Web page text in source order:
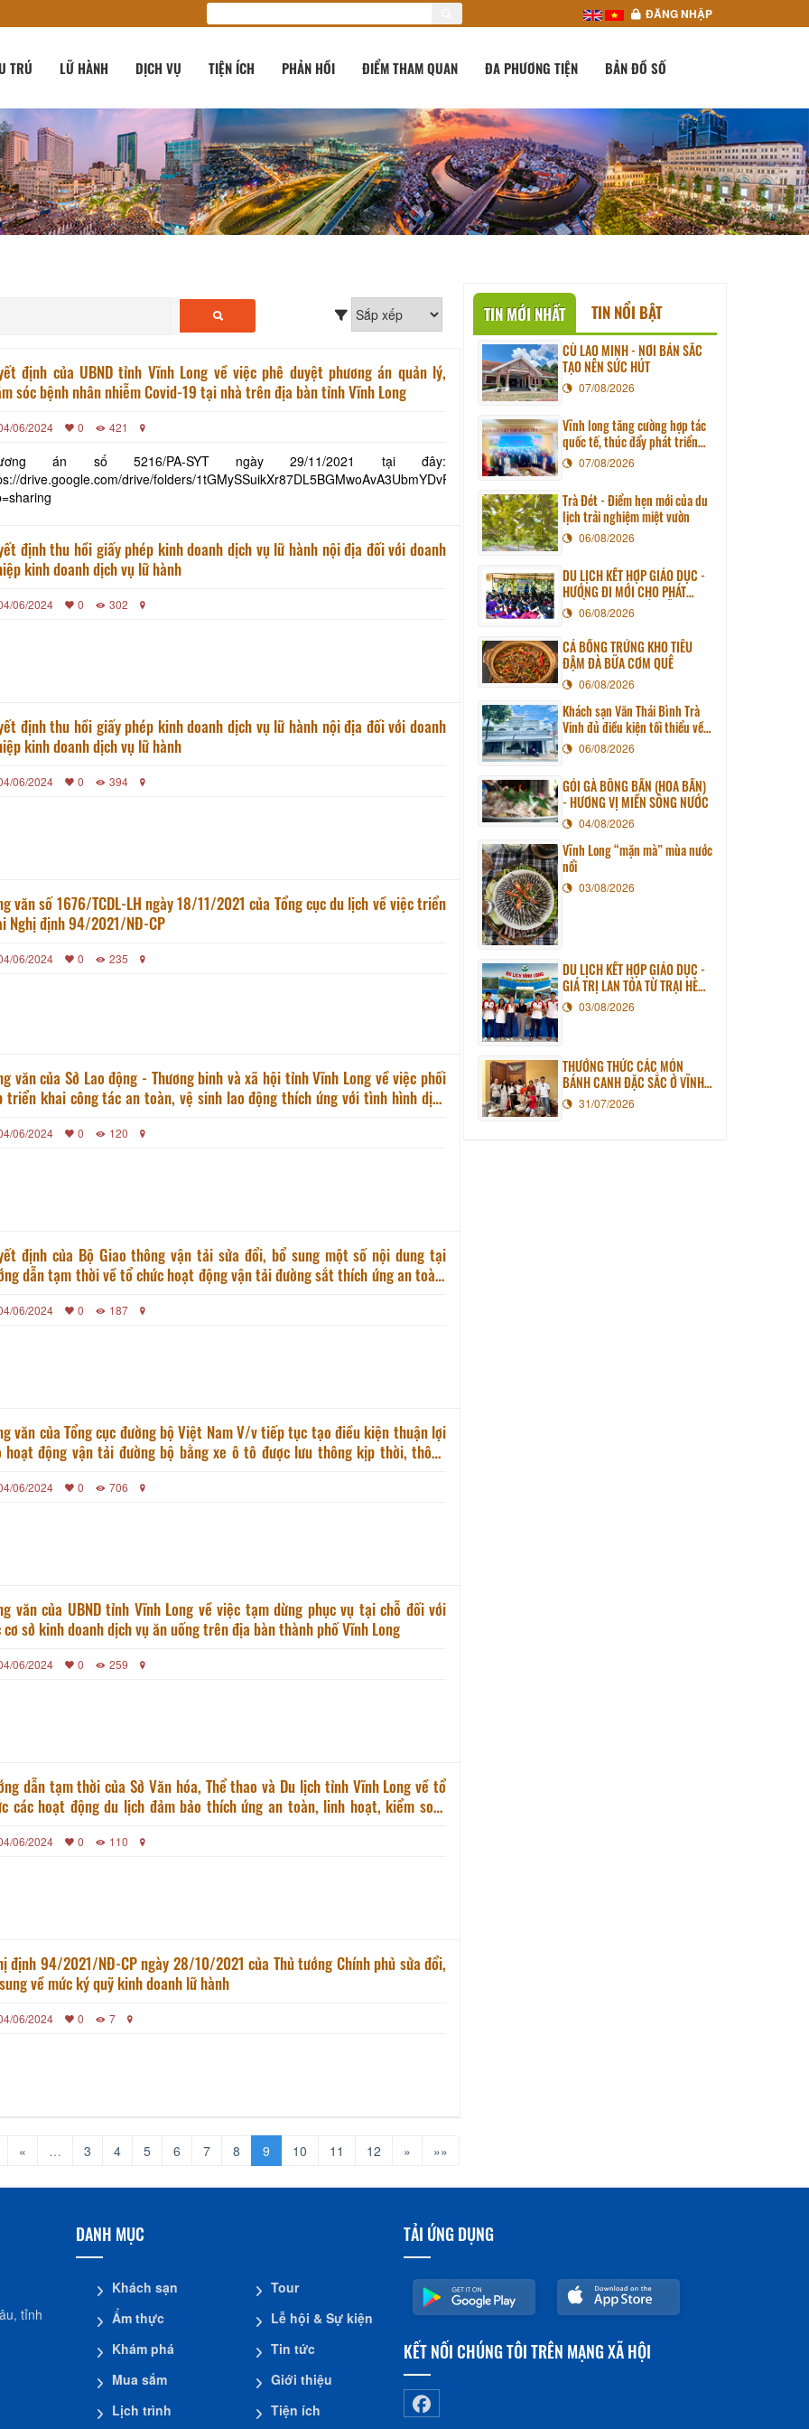
ĐĂNG NHẬP
TRÚ LỮ HÀNH DỊCH VỤ TIỆN ÍCH PHẢN HỒI ĐIỂM THAM QUAN ĐA PHƯƠNG TIỆN BẢN ĐỒ SỐ
định của UBND tỉnh Vĩnh Long về việc phê duyệt phương án quản lý,
sóc bệnh nhân nhiễm Covid-19 tại nhà trên địa bàn tỉnh Vĩnh Long
06/2024 0 421
án số 5216/PA-SYT ngày 29/11/2021 tại đây:
drive.google.com/drive/folders/1tGMySSuikXr87DL5BGMwoAvA3UbmYDvR?
định thu hồi giấy phép kinh doanh dịch vụ lữ hành nội địa đối với doanh
kinh doanh dịch vụ lữ hành
06/2024 0 302
định thu hồi giấy phép kinh doanh dịch vụ lữ hành nội địa đối với doanh
kinh doanh dịch vụ lữ hành
06/2024 0 394
văn số 1676/TCDL-LH ngày 18/11/2021 của Tổng cục du lịch về việc triển
Nghị định 94/2021/NĐ-CP
06/2024 0 235
văn của Sở Lao động - Thương binh và xã hội tỉnh Vĩnh Long về việc phối
khai công tác an toàn, vệ sinh lao động thích ứng với tình hình dịch
06/2024 0 120
định của Bộ Giao thông vận tải sửa đổi, bổ sung một số nội dung tại
dẫn tạm thời về tổ chức hoạt động vận tải đường sắt thích ứng an toàn,
QĐ- BGTVT ngày 20 tháng 10 năm 2021 của Bộ trưởng Bộ Giao thông
06/2024 0 187
văn của Tổng cục đường bộ Việt Nam V/v tiếp tục tạo điều kiện thuận lợi
xe ô tô được lưu thông kịp thời, thông
Covid – 19
06/2024 0 706
văn của UBND tỉnh Vĩnh Long về việc tạm dừng phục vụ tại chỗ đối với
các cơ sở kinh doanh dịch vụ ăn uống trên địa bàn thành phố Vĩnh Long
06/2024 0 259
dẫn tạm thời của Sở Văn hóa, Thể thao và Du lịch tỉnh Vĩnh Long về tổ
các hoạt động du lịch đảm bảo thích ứng an toàn, linh hoạt, kiểm soát
06/2024 0 110
định 94/2021/NĐ-CP ngày 28/10/2021 của Thủ tướng Chính phủ sửa đổi,
về mức ký quỹ kinh doanh lữ hành
06/2024 0 7
« … 3 4 5 6 7 8 9 10 11 12 » »»
TIN MỚI NHẤT TIN NỔI BẬT
CÙ LAO MINH - NƠI BẢN SẮC
TẠO NÊN SỨC HÚT
07/08/2026
Vĩnh long tăng cường hợp tác
quốc tế, thúc đẩy phát triển
du lịch qua chương trình làm
việc với đoàn công tác huyện
Sunchang (Hàn quốc)
07/08/2026
Trà Đét - Điểm hẹn mới của du
lịch trải nghiệm miệt vườn
06/08/2026
DU LỊCH KẾT HỢP GIÁO DỤC -
HƯỚNG ĐI MỚI CHO PHÁT
TRIỂN DU LỊCH BỀN VỮNG
06/08/2026
CÁ BỐNG TRỨNG KHO TIÊU
ĐẬM ĐÀ BỮA CƠM QUÊ
06/08/2026
Khách sạn Văn Thái Bình Trà
Vinh đủ điều kiện tối thiểu về
cơ sở vật chất kỹ thuật và dịch
vụ của cơ sở lưu trú du lịch
06/08/2026
GỎI GÀ BÔNG BẦN (HOA BẦN)
- HƯƠNG VỊ MIỀN SÔNG NƯỚC
04/08/2026
Vĩnh Long “mặn mà” mùa nước
nổi
03/08/2026
DU LỊCH KẾT HỢP GIÁO DỤC -
GIÁ TRỊ LAN TỎA TỪ TRẠI HÈ
PHƯƠNG NAM NĂM 2026
03/08/2026
THƯỞNG THỨC CÁC MÓN
BÁNH CANH ĐẶC SẮC Ở VĨNH
LONG31/07/2026
tỉnh
DANH MỤC
Khách sạn
Ẩm thực
Khám phá
Mua sắm
Lịch trình
Tour
Lễ hội & Sự kiện
Tin tức
Giới thiệu
Tiện ích
TẢI ỨNG DỤNG
KẾT NỐI CHÚNG TÔI TRÊN MẠNG XÃ HỘI